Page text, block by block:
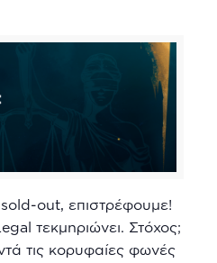
out, επιστρέφουμε!
τεκμηριώνει. Στόχος;
τις κορυφαίες φωνές